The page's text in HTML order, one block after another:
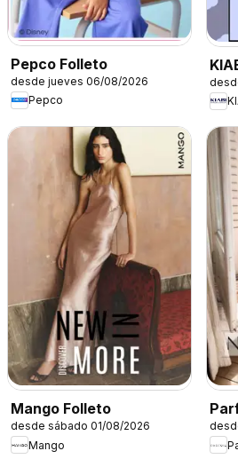
Pepco Folleto
desde jueves 06/08/2026
Pepco
Mango Folleto
desde sábado 01/08/2026
Mango